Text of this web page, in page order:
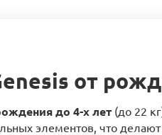
от
до 4-х лет (до 22
элементов, что